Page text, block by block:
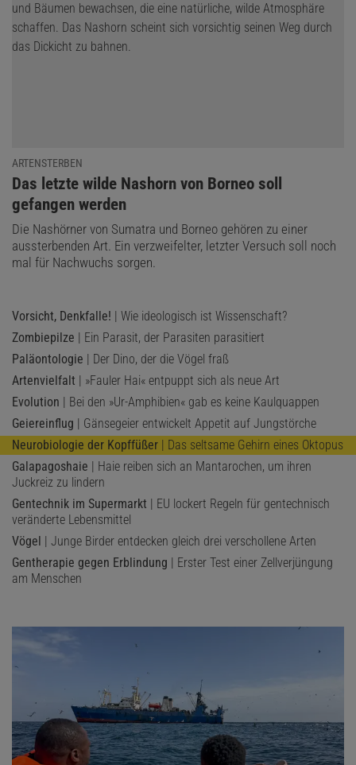
ARTENSTERBEN
:
Das letzte wilde Nashorn von Borneo soll
gefangen werden
Die Nashörner von Sumatra und Borneo gehören zu einer
aussterbenden Art. Ein verzweifelter, letzter Versuch soll noch
mal für Nachwuchs sorgen.
Vorsicht, Denkfalle! | Wie ideologisch ist Wissenschaft?
Zombiepilze | Ein Parasit, der Parasiten parasitiert
Paläontologie | Der Dino, der die Vögel fraß
Artenvielfalt | »Fauler Hai« entpuppt sich als neue Art
Evolution | Bei den »Ur-Amphibien« gab es keine Kaulquappen
Geiereinflug | Gänsegeier entwickelt Appetit auf Jungstörche
Neurobiologie der Kopffüßer | Das seltsame Gehirn eines Oktopus
Galapagoshaie | Haie reiben sich an Mantarochen, um ihren
Juckreiz zu lindern
Gentechnik im Supermarkt | EU lockert Regeln für gentechnisch
veränderte Lebensmittel
Vögel | Junge Birder entdecken gleich drei verschollene Arten
Gentherapie gegen Erblindung | Erster Test einer Zellverjüngung
am Menschen